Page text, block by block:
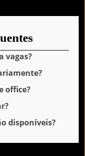
vagas?
office?
disponíveis?